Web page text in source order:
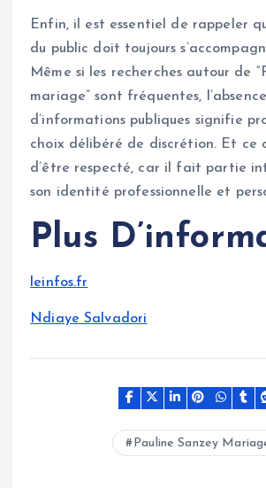
Enfin, il est essentiel de rappeler
du public doit toujours
Même si les recherches autour de
mariage” sont fréquentes, l’absence
d’informations publiques signifie
choix délibéré de discrétion. Et ce
d’être respecté, car il fait partie
son identité professionnelle et
Plus
leinfos.fr
Ndiaye Salvadori
Pauline Sanzey